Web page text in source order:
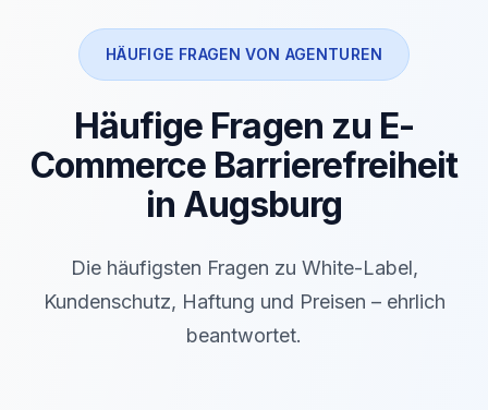
HÄUFIGE FRAGEN VON AGENTUREN
Häufige Fragen zu E-
Commerce Barrierefreiheit
in Augsburg
Die häufigsten Fragen zu White-Label,
Kundenschutz, Haftung und Preisen – ehrlich
beantwortet.